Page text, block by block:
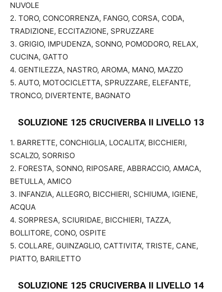
NUVOLE
2. TORO, CONCORRENZA, FANGO, CORSA, CODA,
TRADIZIONE, ECCITAZIONE, SPRUZZARE
3. GRIGIO, IMPUDENZA, SONNO, POMODORO, RELAX,
CUCINA, GATTO
4. GENTILEZZA, NASTRO, AROMA, MANO, MAZZO
5. AUTO, MOTOCICLETTA, SPRUZZARE, ELEFANTE,
TRONCO, DIVERTENTE, BAGNATO
SOLUZIONE 125 CRUCIVERBA II LIVELLO 13
1. BARRETTE, CONCHIGLIA, LOCALITA’, BICCHIERI,
SCALZO, SORRISO
2. FORESTA, SONNO, RIPOSARE, ABBRACCIO, AMACA,
BETULLA, AMICO
3. INFANZIA, ALLEGRO, BICCHIERI, SCHIUMA, IGIENE,
ACQUA
4. SORPRESA, SCIURIDAE, BICCHIERI, TAZZA,
BOLLITORE, CONO, OSPITE
5. COLLARE, GUINZAGLIO, CATTIVITA’, TRISTE, CANE,
PIATTO, BARILETTO
SOLUZIONE 125 CRUCIVERBA II LIVELLO 14